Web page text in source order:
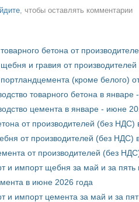
, чтобы оставлять комментарии
бетона от
и гравия от
(кроме белого)
товарного бетона в январе
цемента в январе - июне
от производителей (без НДС)
от производителей (без НДС)
от производителей (без
и импорт щебня за май и за
в июне 2026 года
и импорт цемента за май и за